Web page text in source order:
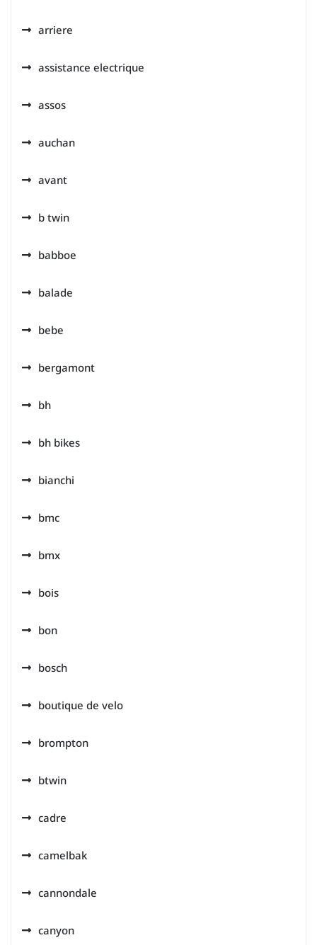
arriere
assistance electrique
assos
auchan
avant
b twin
babboe
balade
bebe
bergamont
bh
bh bikes
bianchi
bmc
bmx
bois
bon
bosch
boutique de velo
brompton
btwin
cadre
camelbak
cannondale
canyon